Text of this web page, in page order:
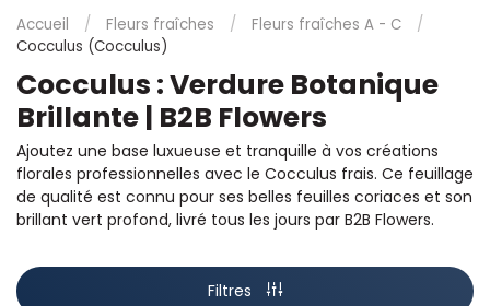
Accueil / Fleurs fraîches / Fleurs fraîches A - C
/
Cocculus (Cocculus)
Cocculus : Verdure Botanique
Brillante | B2B Flowers
Ajoutez une base luxueuse et tranquille à vos créations
florales professionnelles avec le Cocculus frais. Ce feuillage
de qualité est connu pour ses belles feuilles coriaces et son
brillant vert profond, livré tous les jours par B2B Flowers.
Filtres